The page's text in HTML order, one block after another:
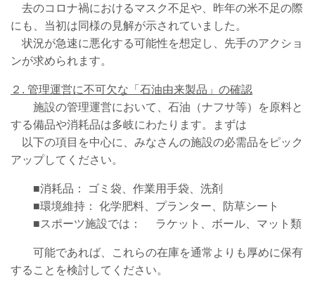
去のコロナ禍におけるマスク不足や、昨年の米不足の際
にも、当初は同様の見解が示されていました。
状況が急速に悪化する可能性を想定し、先手のアクショ
ンが求められます。
２ . 管理運営に不可欠な「石油由来製品」の確認
施設の管理運営において、石油（ナフサ等）を原料と
する備品や消耗品は多岐にわたります。まずは
以下の項目を中心に、みなさんの施設の必需品をピック
アップしてください。
■消耗品： ゴミ袋、作業用手袋、洗剤
■環境維持： 化学肥料、プランター、防草シート
■スポーツ施設では： ラケット、ボール、マット類
可能であれば、これらの在庫を通常よりも厚めに保有
することを検討してください。